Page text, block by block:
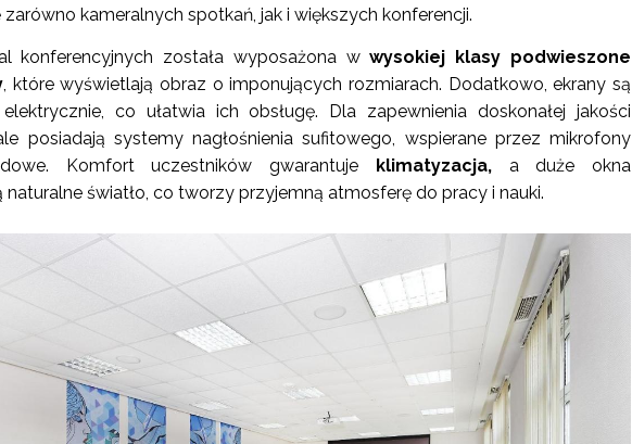
kameralnych spotkań, jak i większych konferencji.
konferencyjnych została wyposażona wwysokiej klasy podwieszone
, które wyświetlają obraz o imponujących rozmiarach. Dodatkowo, ekrany są
co ułatwia ich obsługę. Dla zapewnienia doskonałej jakości
posiadają systemy nagłośnienia sufitowego, wspierane przez mikrofony
Komfort uczestników gwarantuje klimatyzacja,a duże okna
naturalne światło, co tworzy przyjemną atmosferę do pracy i nauki.